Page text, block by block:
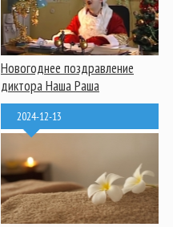
Новогоднее поздравление
диктора Наша Раша
2024-12-13